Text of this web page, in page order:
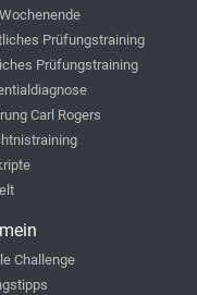
Prüfungstraining
Prüfungstraining
Carl Rogers
Challenge